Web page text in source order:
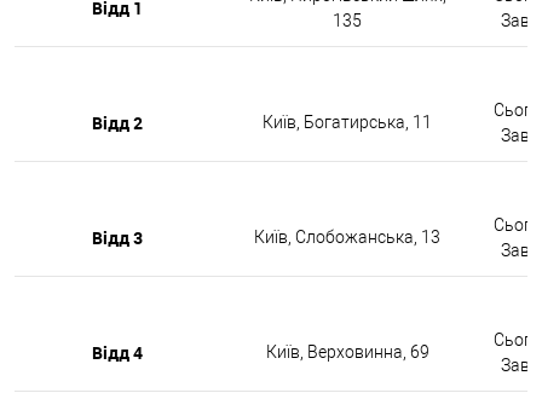
Відд 1
135
Відд 2 Київ, Богатирська, 11
Відд 3 Київ, Слобожанська, 13
Відд 4 Київ, Верховинна, 69